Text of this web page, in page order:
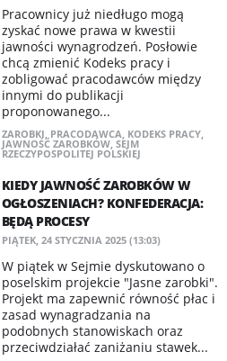
Pracownicy już niedługo mogą
zyskać nowe prawa w kwestii
jawności wynagrodzeń. Posłowie
chcą zmienić Kodeks pracy i
zobligować pracodawców między
innymi do publikacji
proponowanego...
ZAROBKI, PRACODAWCA, KODEKS PRACY,
JAWNOŚĆ ZAROBKÓW, SEJM
RZECZYPOSPOLITEJ POLSKIEJ
KIEDY JAWNOŚĆ ZAROBKÓW W
OGŁOSZENIACH? KONFEDERACJA:
BĘDĄ PROCESY
PIĄTEK, 24 STYCZNIA 2025 (13:03)
W piątek w Sejmie dyskutowano o
poselskim projekcie "Jasne zarobki".
Projekt ma zapewnić równość płac i
zasad wynagradzania na
podobnych stanowiskach oraz
przeciwdziałać zaniżaniu stawek...